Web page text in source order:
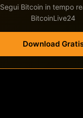
Segui Bitcoin in tempo
BitcoinLive24
Download